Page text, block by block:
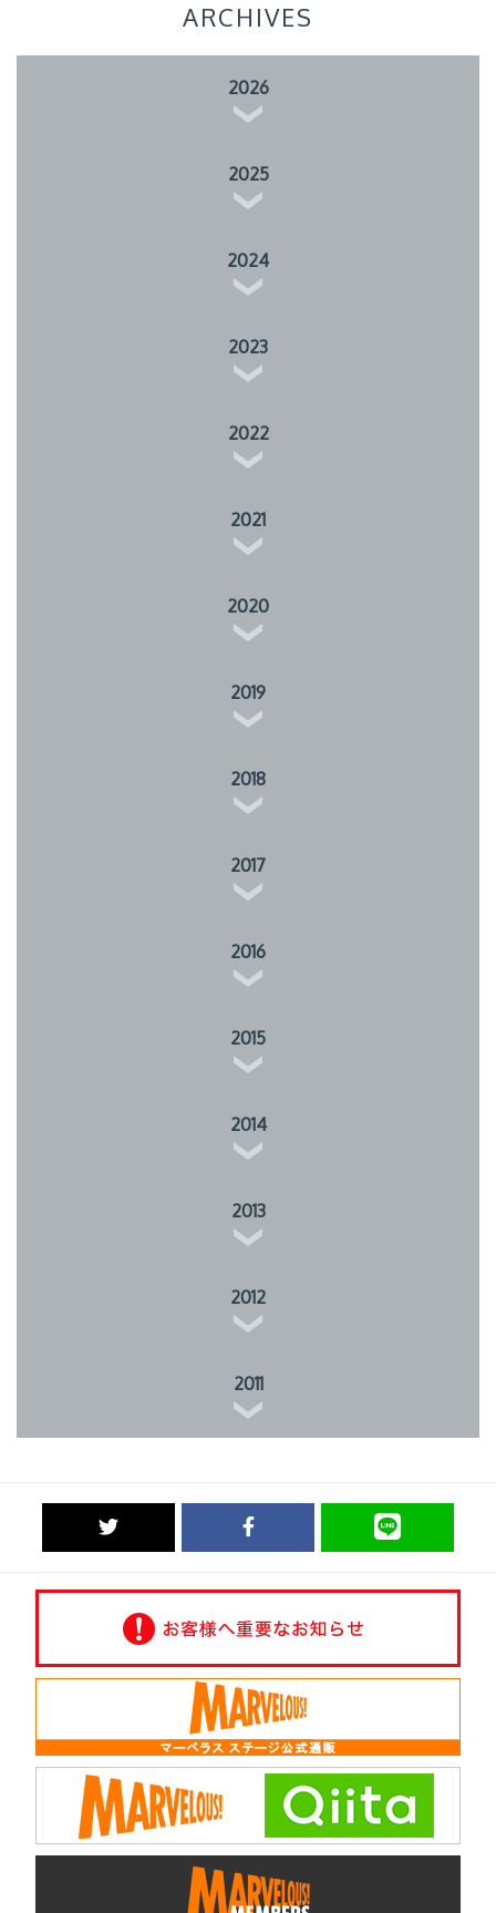
ARCHIVES
2026
2025
2024
2023
2022
2021
2020
2019
2018
2017
2016
2015
2014
2013
2012
2011